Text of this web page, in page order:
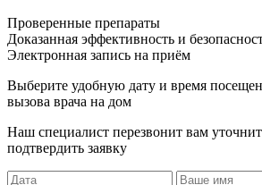
Проверенные препараты
Доказанная эффективность и
Электронная запись на приём
Выберите удобную дату и время
вызова врача на дом
Наш специалист перезвонит вам
подтвердить заявку